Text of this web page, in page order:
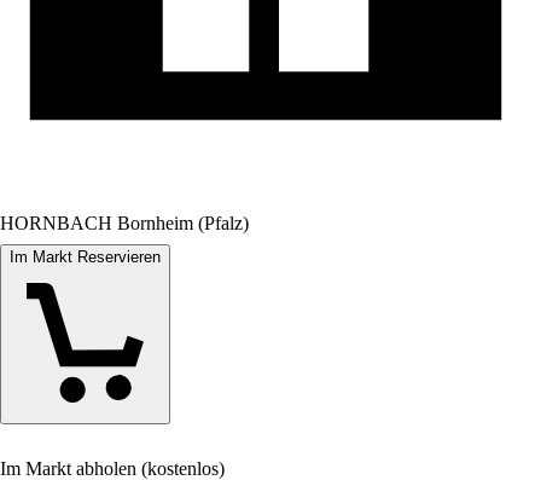
HORNBACH Bornheim (Pfalz)
Im Markt Reservieren
Im Markt abholen (kostenlos)